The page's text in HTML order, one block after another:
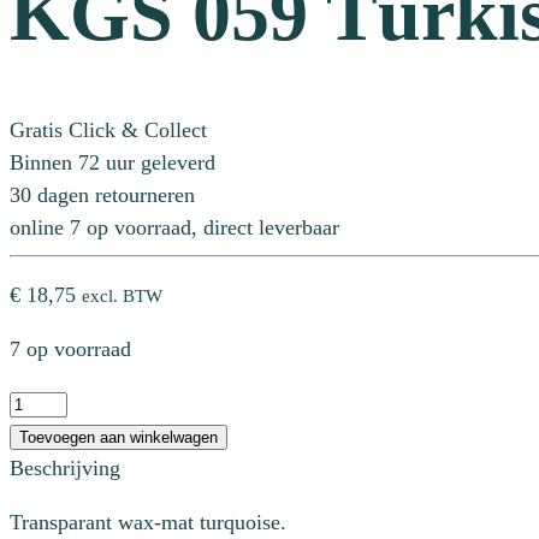
Gratis Click & Collect
Binnen 72 uur geleverd
30 dagen retourneren
online 7 op voorraad, direct leverbaar
€ 18,75 excl. BTW
7 op voorraad
KGS
059
Türkis-
aantal
Toevoegen aan winkelwagen
Beschrijving
Transparant wax-mat turquoise.